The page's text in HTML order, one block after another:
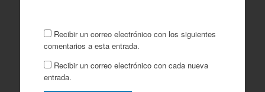
Recibir un correo electrónico con los siguientes
comentarios a esta entrada.
Recibir un correo electrónico con cada nueva
entrada.